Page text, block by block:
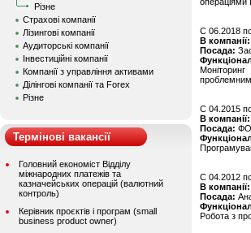
Різне
Страхові компанії
Лізингові компанії
Аудиторські компанії
Інвестиційні компанії
Компанії з управління активами
Ділінгові компанії та Forex
Різне
Термінові вакансії
Головний економіст Відділу
міжнародних платежів та
казначейських операцій (валютний
контроль)
Керівник проєктів і програм (small
business product owner)
C 06.2018
В компанії:
Посада:
C 04.2015
В компанії:
Посада:
C 04.2012
В компанії:
Посада:
Робота з